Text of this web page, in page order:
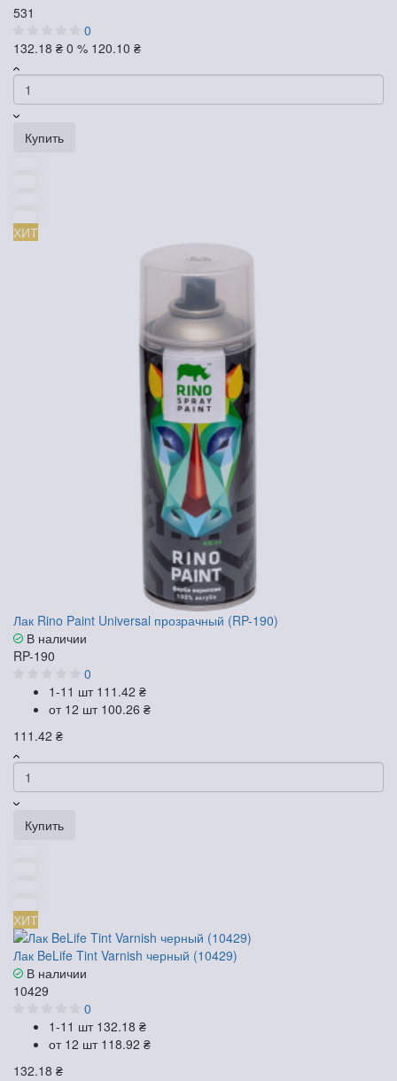
531
0
132.18 ₴ 0 % 120.10 ₴
Купить
ХИТ
Лак Rino Paint Universal прозрачный (RP-190)
В наличии
RP-190
0
1-11 шт 111.42 ₴
от 12 шт 100.26 ₴
111.42 ₴
Купить
ХИТ
Лак BeLife Tint Varnish черный (10429)
В наличии
10429
0
1-11 шт 132.18 ₴
от 12 шт 118.92 ₴
132.18 ₴